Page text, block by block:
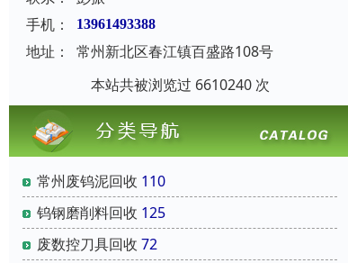
手机：
13961493388
地址：
常州新北区春江镇百盛路108号
本站共被浏览过 6610240 次
常州废钨泥回收 110
钨钢磨削料回收 125
废数控刀具回收 72